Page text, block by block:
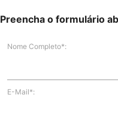
Preencha o formulário
Nome Completo*:
E-Mail*: